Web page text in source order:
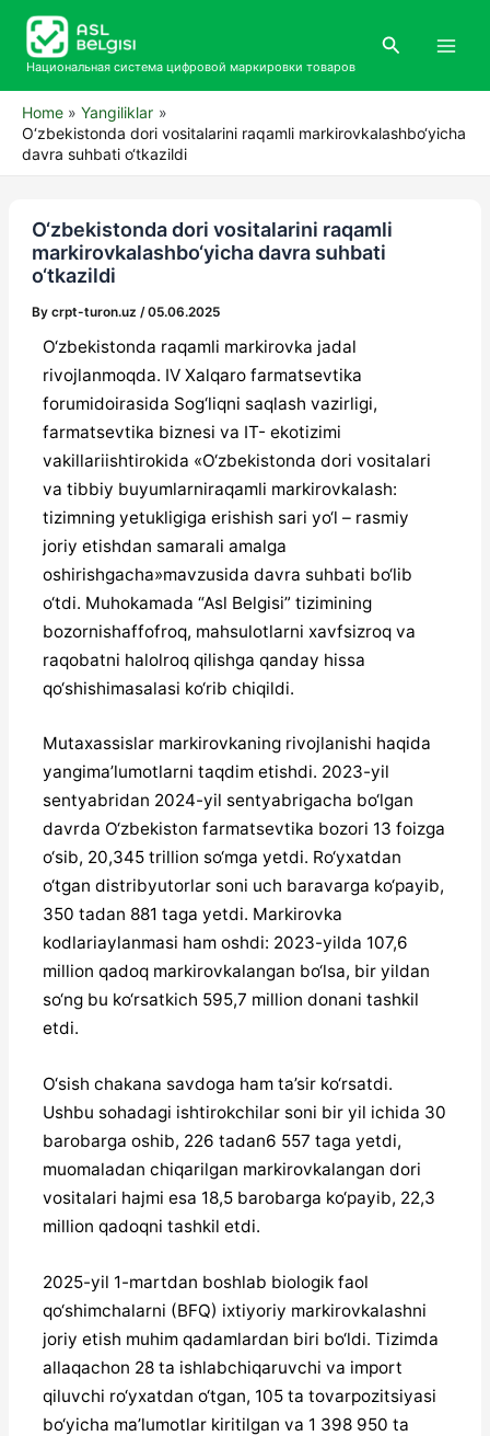
contentНациональная система цифровой маркировки товаров
Search
Home
Yangiliklar
O‘zbekistonda dori vositalarini raqamli markirovkalashbo‘yicha
davra suhbati o‘tkazildi
O‘zbekistonda dori vositalarini raqamli
markirovkalashbo‘yicha davra suhbati
o‘tkazildi
By crpt-turon.uz /05.06.2025
O‘zbekistonda raqamli markirovka jadal
rivojlanmoqda. IV Xalqaro farmatsevtika
forumidoirasida Sog‘liqni saqlash vazirligi,
farmatsevtika biznesi va IT- ekotizimi
vakillariishtirokida «O‘zbekistonda dori vositalari
va tibbiy buyumlarniraqamli markirovkalash:
tizimning yetukligiga erishish sari yo‘l – rasmiy
joriy etishdan samarali amalga
oshirishgacha»mavzusida davra suhbati bo‘lib
o‘tdi. Muhokamada “Asl Belgisi” tizimining
bozornishaffofroq, mahsulotlarni xavfsizroq va
raqobatni halolroq qilishga qanday hissa
qo‘shishimasalasi ko‘rib chiqildi.
Mutaxassislar markirovkaning rivojlanishi haqida
yangima’lumotlarni taqdim etishdi. 2023-yil
sentyabridan 2024-yil sentyabrigacha bo‘lgan
davrda O‘zbekiston farmatsevtika bozori 13 foizga
o‘sib, 20,345 trillion so‘mga yetdi. Ro‘yxatdan
o‘tgan distribyutorlar soni uch baravarga ko‘payib,
350 tadan 881 taga yetdi. Markirovka
kodlariaylanmasi ham oshdi: 2023-yilda 107,6
million qadoq markirovkalangan bo‘lsa, bir yildan
so‘ng bu ko‘rsatkich 595,7 million donani tashkil
etdi.
O‘sish chakana savdoga ham ta’sir ko‘rsatdi.
Ushbu sohadagi ishtirokchilar soni bir yil ichida 30
barobarga oshib, 226 tadan6 557 taga yetdi,
muomaladan chiqarilgan markirovkalangan dori
vositalari hajmi esa 18,5 barobarga ko‘payib, 22,3
million qadoqni tashkil etdi.
2025-yil 1-martdan boshlab biologik faol
qo‘shimchalarni (BFQ) ixtiyoriy markirovkalashni
joriy etish muhim qadamlardan biri bo‘ldi. Tizimda
allaqachon 28 ta ishlabchiqaruvchi va import
qiluvchi ro‘yxatdan o‘tgan, 105 ta tovarpozitsiyasi
bo‘yicha ma’lumotlar kiritilgan va 1 398 950 ta